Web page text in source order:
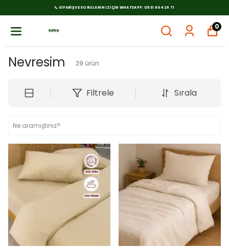
📞 SIPARIŞ VE SORULARINIZ İÇIN WHATSAPP: 0531 984 29 71
0
Nevresim 29 ürün
Filtrele Sırala